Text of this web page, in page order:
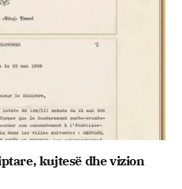
kujtesë dhe vizion